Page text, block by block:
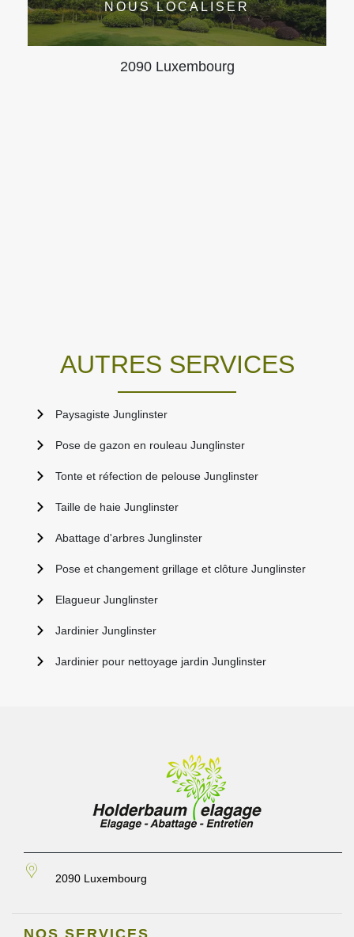
NOUS LOCALISER
2090 Luxembourg
AUTRES SERVICES
Paysagiste Junglinster
Pose de gazon en rouleau Junglinster
Tonte et réfection de pelouse Junglinster
Taille de haie Junglinster
Abattage d'arbres Junglinster
Pose et changement grillage et clôture Junglinster
Elagueur Junglinster
Jardinier Junglinster
Jardinier pour nettoyage jardin Junglinster
2090 Luxembourg